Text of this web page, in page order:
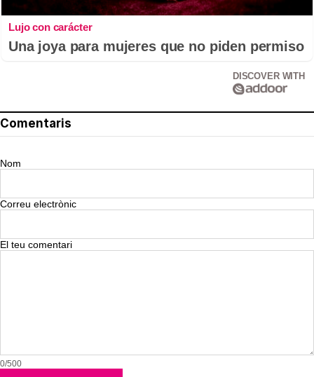
Lujo con carácter
Una joya para mujeres que no piden permiso
DISCOVER WITH
Comentaris
Nom
Correu electrònic
El teu comentari
0/500